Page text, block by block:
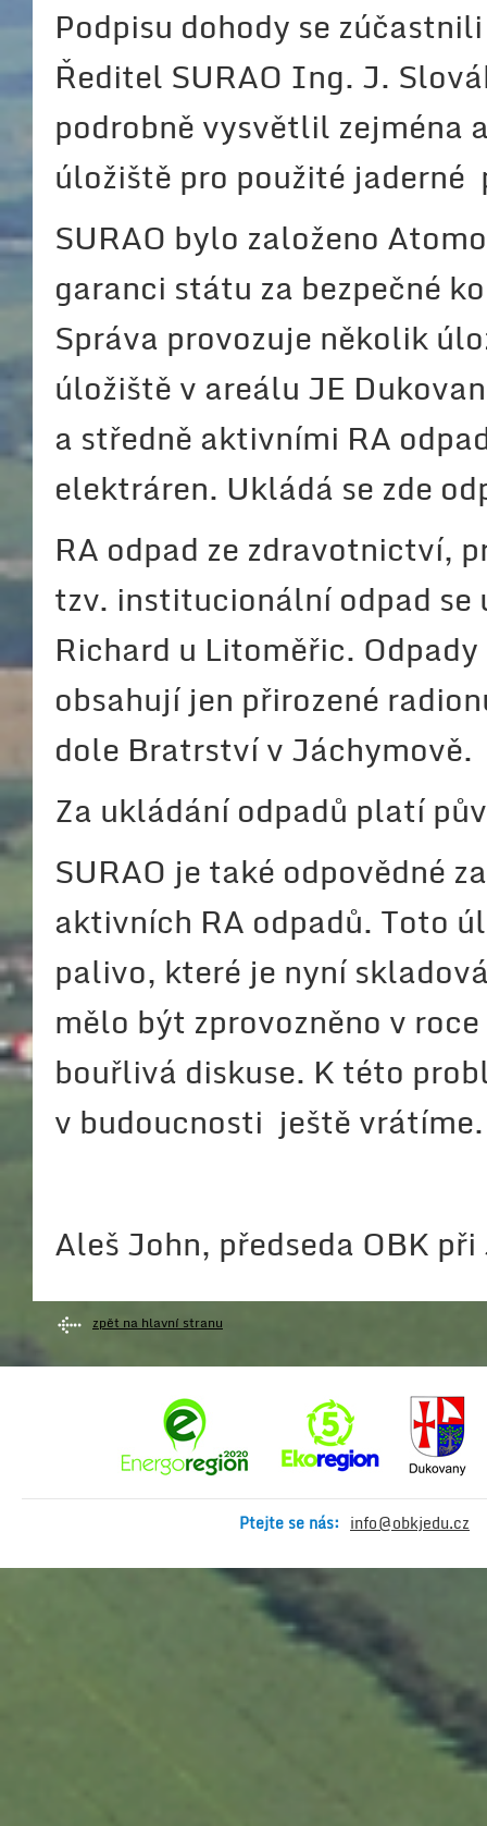
Podpisu dohody se
Ředitel SURAO Ing. J.
podrobně vysvětlil zejména
úložiště pro použité jaderné
SURAO bylo založeno
garanci státu za bezpečné
Správa provozuje několik
úložiště v areálu JE
a středně aktivními RA
elektráren. Ukládá se zde
RA odpad ze zdravotnictví,
tzv. institucionální odpad
Richard u Litoměřic.
obsahují jen přirozené
dole Bratrství v Jáchymově.
Za ukládání odpadů platí
SURAO je také odpovědné
aktivních RA odpadů. Toto
palivo, které je nyní
mělo být zprovozněno v
bouřlivá diskuse. K této
v budoucnosti ještě vrátíme.
Aleš John, předseda OBK
zpět na hlavní stranu
Ptejte se nás: info@obkjedu.cz